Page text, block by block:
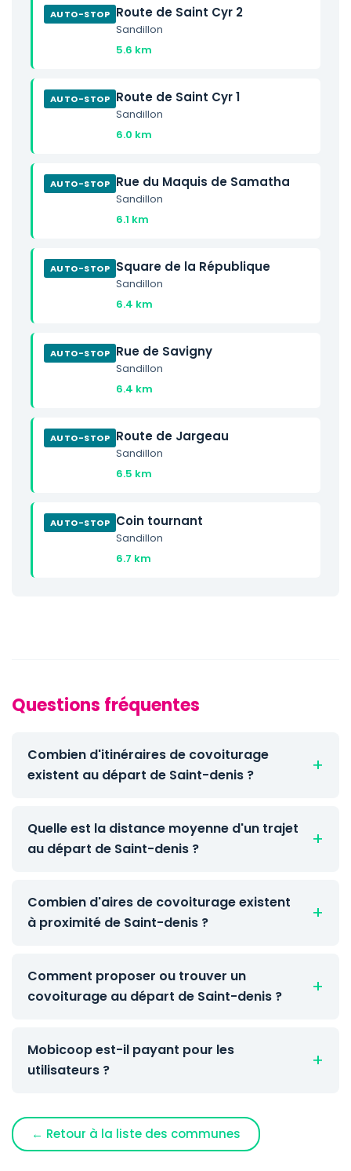
AUTO-STOP Route de Saint Cyr 2
Sandillon
5.6 km
AUTO-STOP Route de Saint Cyr 1
Sandillon
6.0 km
AUTO-STOP Rue du Maquis de Samatha
Sandillon
6.1 km
AUTO-STOP Square de la République
Sandillon
6.4 km
AUTO-STOP Rue de Savigny
Sandillon
6.4 km
AUTO-STOP Route de Jargeau
Sandillon
6.5 km
AUTO-STOP Coin tournant
Sandillon
6.7 km
Questions fréquentes
Combien d'itinéraires de covoiturage
existent au départ de Saint-denis ?
Quelle est la distance moyenne d'un trajet
au départ de Saint-denis ?
Combien d'aires de covoiturage existent
à proximité de Saint-denis ?
Comment proposer ou trouver un
covoiturage au départ de Saint-denis ?
Mobicoop est-il payant pour les
utilisateurs ?
← Retour à la liste des communes